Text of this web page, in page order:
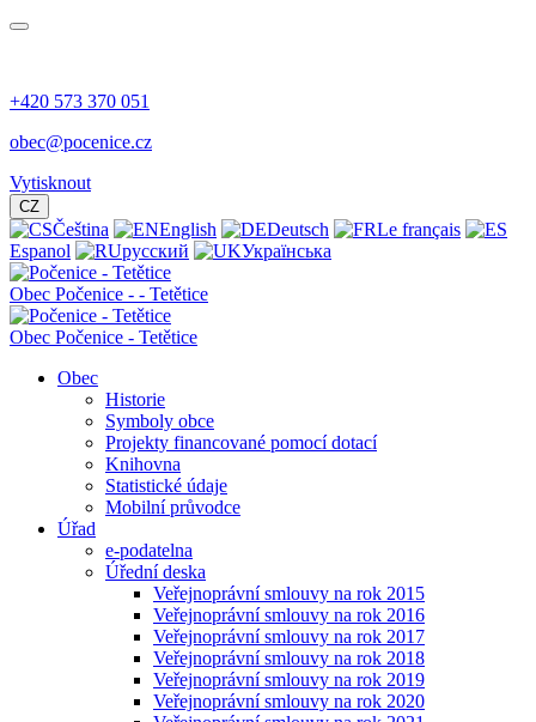
+420 573 370 051
obec@pocenice.cz
Vytisknout
CZ
Čeština English Deutsch
Le français
Espanol
русский Українська
Obec Počenice - - Tetětice
Obec Počenice - Tetětice
Obec
Historie
Symboly obce
Projekty financované pomocí dotací
Knihovna
Statistické údaje
Mobilní průvodce
Úřad
e-podatelna
Úřední deska
Veřejnoprávní smlouvy na rok 2015
Veřejnoprávní smlouvy na rok 2016
Veřejnoprávní smlouvy na rok 2017
Veřejnoprávní smlouvy na rok 2018
Veřejnoprávní smlouvy na rok 2019
Veřejnoprávní smlouvy na rok 2020